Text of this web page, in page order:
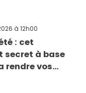
à 12h00
: cet
secret à base
rendre vos